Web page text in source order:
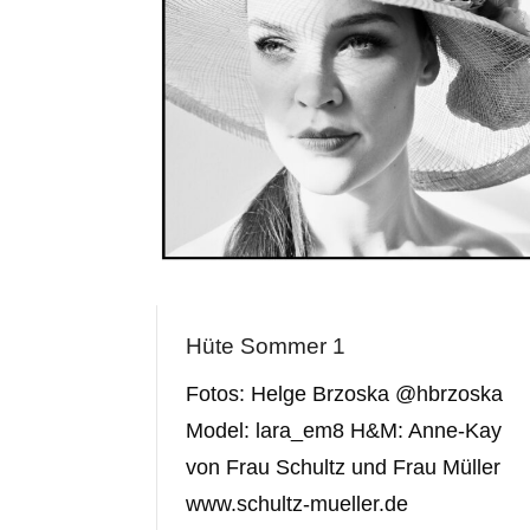
Hüte Sommer 1
Fotos: Helge Brzoska @hbrzoska
Model: lara_em8 H&M: Anne-Kay
von Frau Schultz und Frau Müller
www.schultz-mueller.de